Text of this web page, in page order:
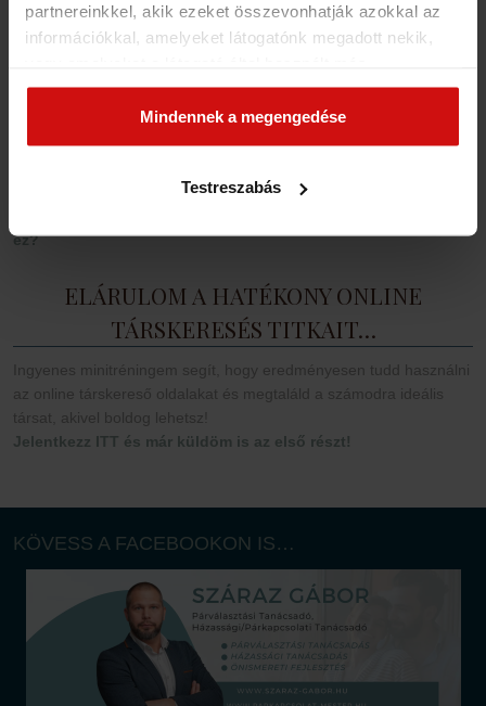
partnereinkkel, akik ezeket összevonhatják azokkal az
információkkal, amelyeket látogatónk megadott nekik,
szolgáltatásokból gyűjtöttek. Elfogadásával segíti a
munkánkat és nagyobb felhasználói élményt
biztosíthatunk mi is látogatóinknak.
Mindennek a megengedése
Testreszabás
+36 20 269 6181
EZEKET OLVASTAD MÁR?
ez?
ELÁRULOM A HATÉKONY ONLINE
TÁRSKERESÉS TITKAIT…
Ingyenes minitréningem segít, hogy eredményesen tudd használni
az online társkereső oldalakat és megtaláld a számodra ideális
társat, akivel boldog lehetsz!
Jelentkezz ITT és már küldöm is az első részt!
KÖVESS A FACEBOOKON IS…